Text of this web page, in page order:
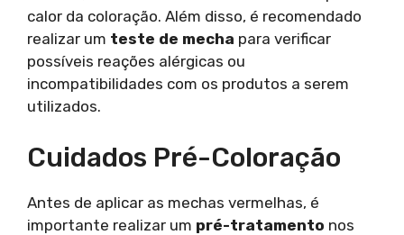
calor da coloração. Além disso, é recomendado
realizar um teste de mecha para verificar
possíveis reações alérgicas ou
incompatibilidades com os produtos a serem
utilizados.
Cuidados Pré-Coloração
Antes de aplicar as mechas vermelhas, é
importante realizar um pré-tratamento nos